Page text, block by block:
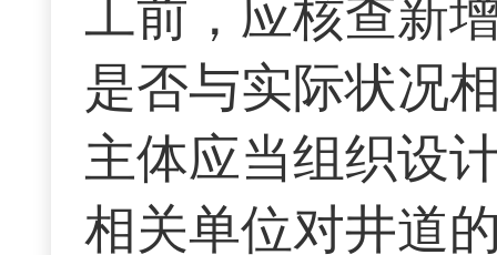
工前，应核查新
是否与实际状况
主体应当组织设
相关单位对井道